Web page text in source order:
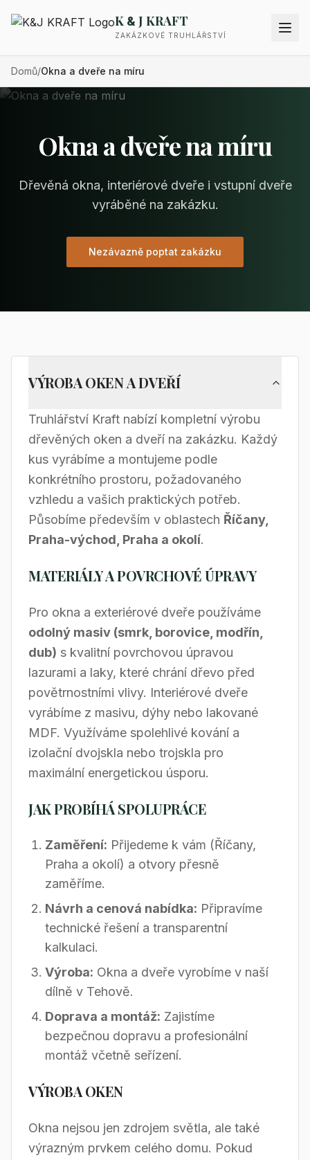
K & J KRAFT
ZAKÁZKOVÉ TRUHLÁŘSTVÍ
Domů/Okna a dveře na míru
Okna a dveře na míru
Dřevěná okna, interiérové dveře i vstupní dveře
vyráběné na zakázku.
Nezávazně poptat zakázku
VÝROBA OKEN A DVEŘÍ
Truhlářství Kraft nabízí kompletní výrobu
dřevěných oken a dveří na zakázku. Každý
kus vyrábíme a montujeme podle
konkrétního prostoru, požadovaného
vzhledu a vašich praktických potřeb.
Působíme především v oblastech Říčany,
Praha-východ, Praha a okolí.
MATERIÁLY A POVRCHOVÉ ÚPRAVY
Pro okna a exteriérové dveře používáme
odolný masiv (smrk, borovice, modřín,
dub) s kvalitní povrchovou úpravou
lazurami a laky, které chrání dřevo před
povětrnostními vlivy. Interiérové dveře
vyrábíme z masivu, dýhy nebo lakované
MDF. Využíváme spolehlivé kování a
izolační dvojskla nebo trojskla pro
maximální energetickou úsporu.
JAK PROBÍHÁ SPOLUPRÁCE
Zaměření: Přijedeme k vám (Říčany,
Praha a okolí) a otvory přesně
zaměříme.
Návrh a cenová nabídka: Připravíme
technické řešení a transparentní
kalkulaci.
Výroba: Okna a dveře vyrobíme v naší
dílně v Tehově.
Doprava a montáž: Zajistíme
bezpečnou dopravu a profesionální
montáž včetně seřízení.
VÝROBA OKEN
Okna nejsou jen zdrojem světla, ale také
výrazným prvkem celého domu. Pokud